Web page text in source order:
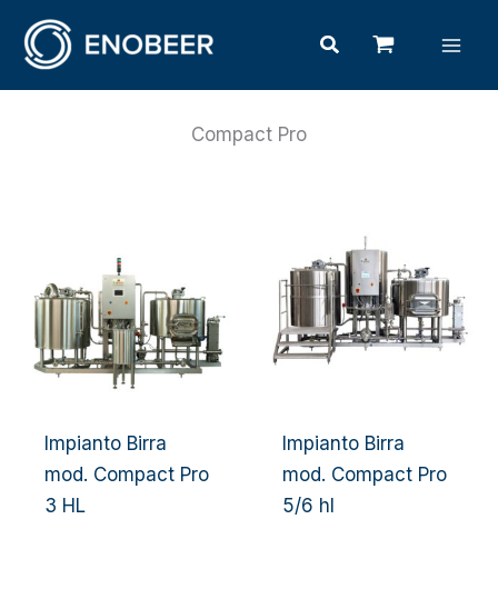
contenuto
Cerca
Compact Pro
Impianto Birra
mod. Compact Pro
3 HL
Impianto Birra
mod. Compact Pro
5/6 hl